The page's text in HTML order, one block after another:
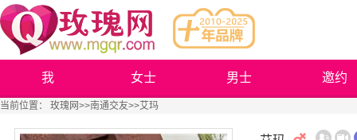
我 女士 男士 邀约
当前位置： 玫瑰网>>南通交友>>艾玛